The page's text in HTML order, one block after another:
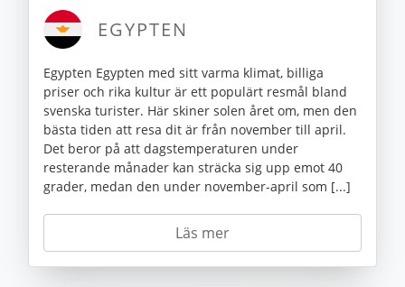
EGYPTEN
Egypten Egypten med sitt varma klimat, billiga
priser och rika kultur är ett populärt resmål bland
svenska turister. Här skiner solen året om, men den
bästa tiden att resa dit är från november till april.
Det beror på att dagstemperaturen under
resterande månader kan sträcka sig upp emot 40
grader, medan den under november-april som [...]
Läs mer